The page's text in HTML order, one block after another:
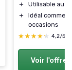
＋
Utilisable au
＋
Idéal comme
occasions
★★★★★
★★★★★ 4,2/5
Voir l'offre